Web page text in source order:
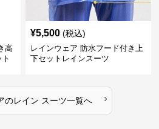
高
¥5,500 (税込)
レインウェア 防水フード付き上
下セットレインスーツ
のレイン スーツ一覧へ ›